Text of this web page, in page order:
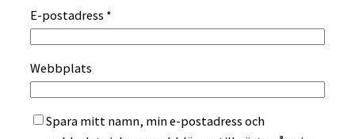
E-postadress *
Webbplats
Spara mitt namn, min e-postadress och